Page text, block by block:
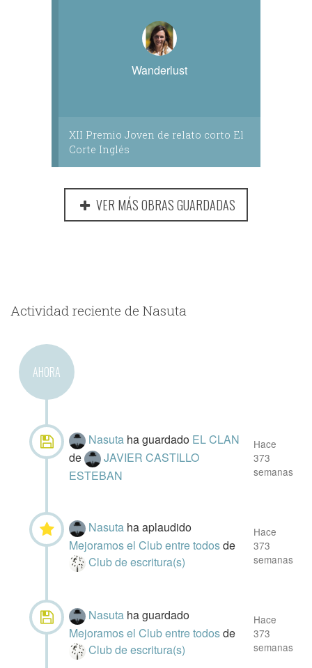
Wanderlust
XII Premio Joven de relato corto El
Corte Inglés
VER MÁS OBRAS GUARDADAS
Actividad reciente de Nasuta
AHORA
Nasuta ha guardado EL CLAN
de
JAVIER CASTILLO
ESTEBAN
Hace
373
semanas
Nasuta ha aplaudido
Mejoramos el Club entre todosde
Club de escritura(s)
Hace
373
semanas
Nasuta ha guardado
Mejoramos el Club entre todosde
Club de escritura(s)
Hace
373
semanas